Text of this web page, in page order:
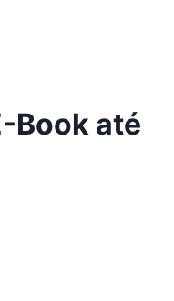
Book até